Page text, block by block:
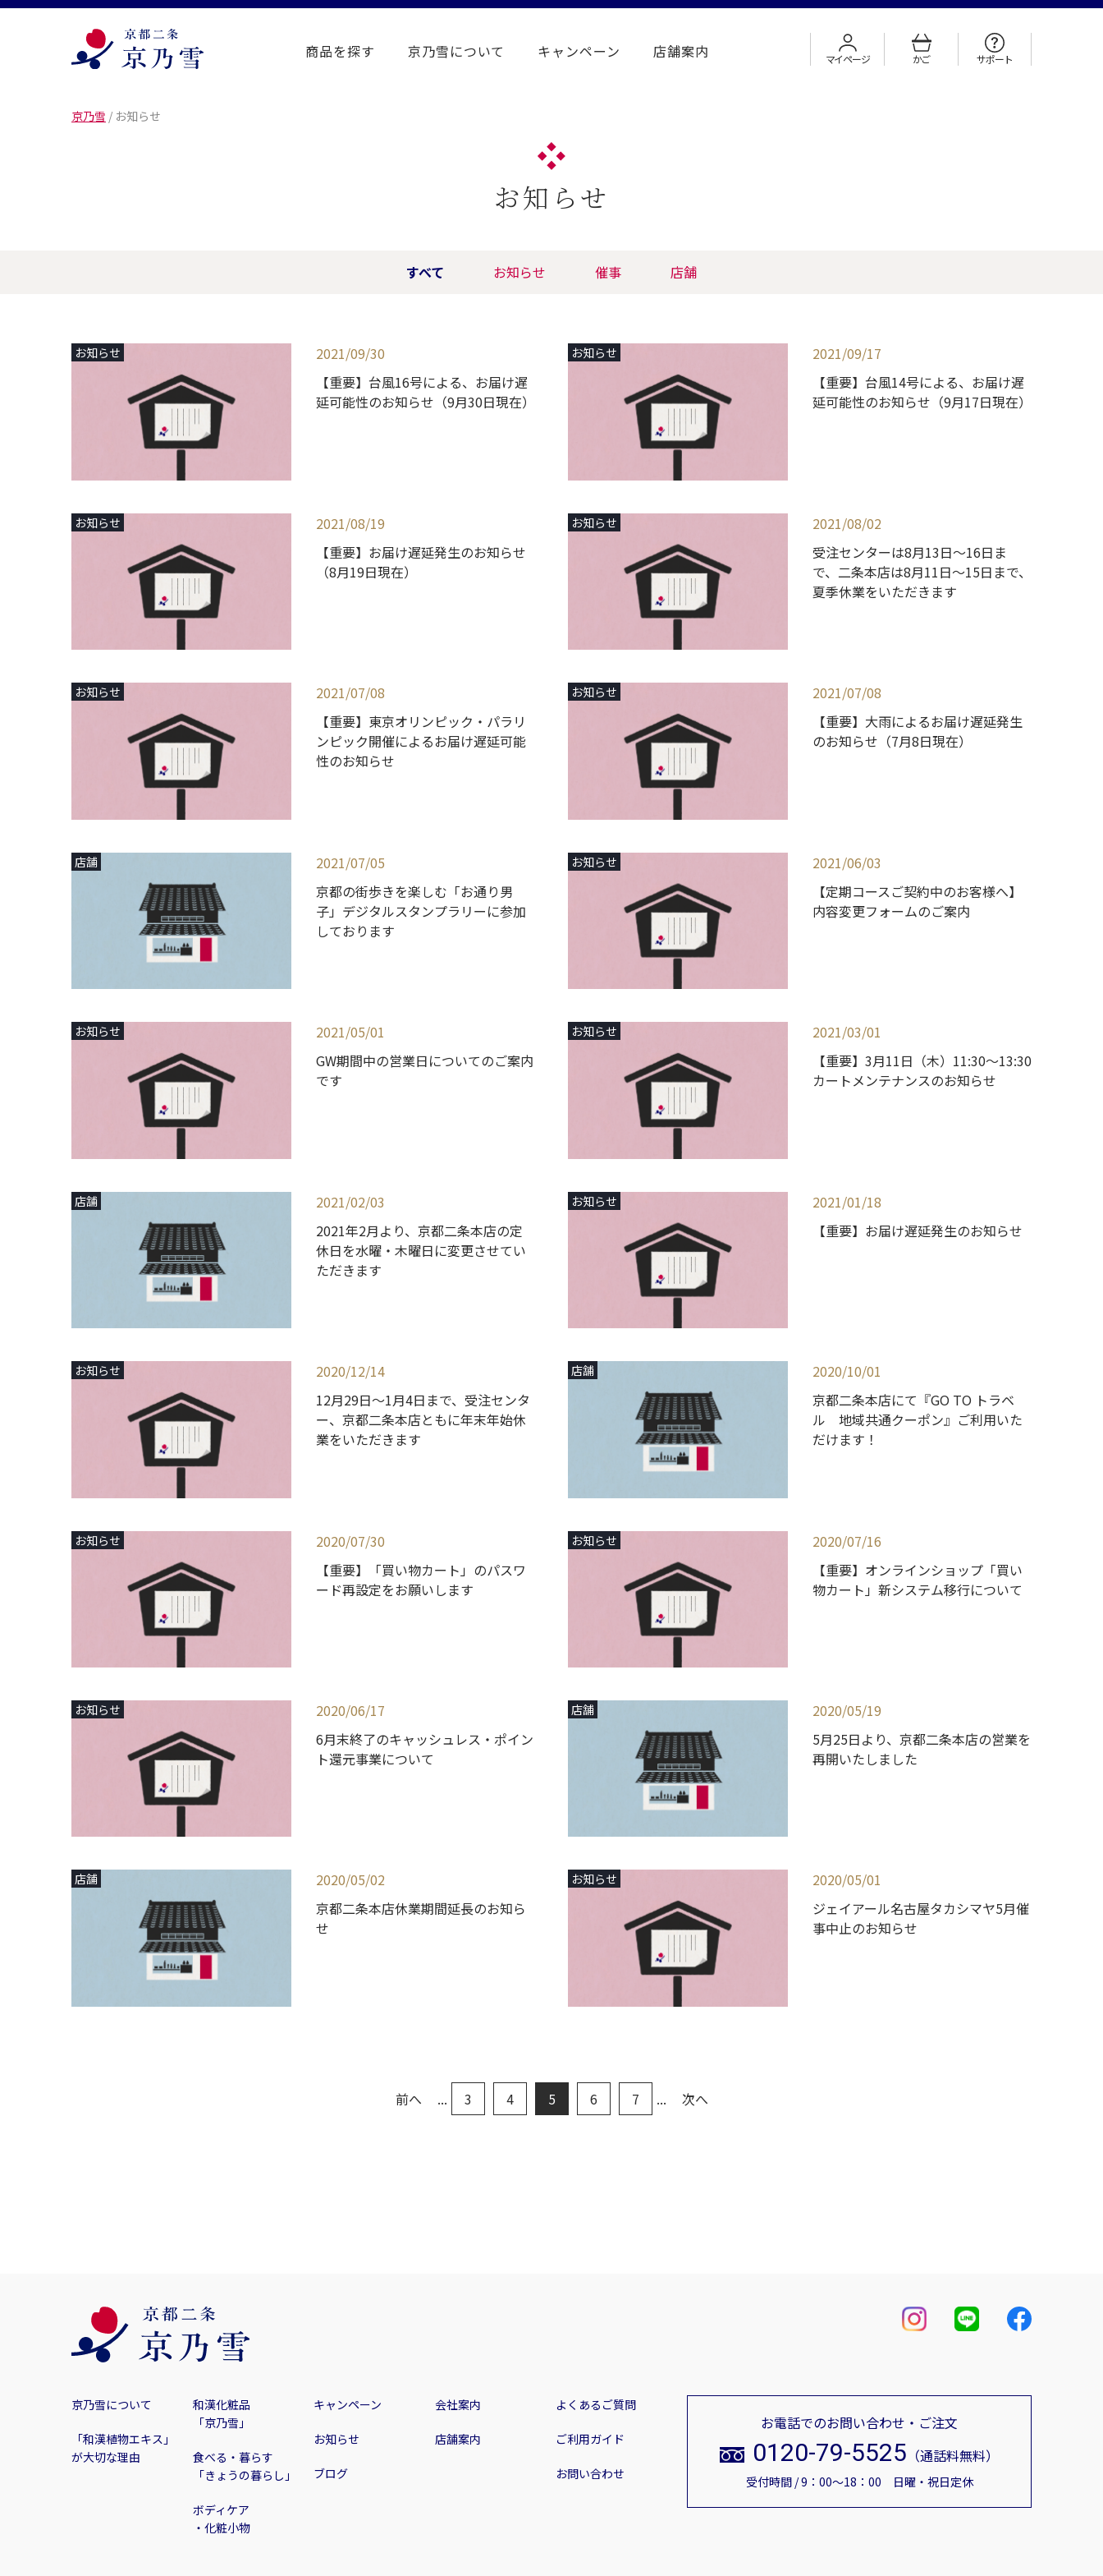
商品を探す 京乃雪について キャンペーン 店舗案内 マイページ かご サポート
京乃雪 / お知らせ
お知らせ
すべて お知らせ 催事 店舗
お知らせ
2021/09/30
【重要】台風16号による、お届け遅
延可能性のお知らせ（9月30日現在）
お知らせ
2021/09/17
【重要】台風14号による、お届け遅
延可能性のお知らせ（9月17日現在）
お知らせ
2021/08/19
【重要】お届け遅延発生のお知らせ
（8月19日現在）
お知らせ
2021/08/02
受注センターは8月13日～16日ま
で、二条本店は8月11日～15日まで、
夏季休業をいただきます
お知らせ
2021/07/08
【重要】東京オリンピック・パラリ
ンピック開催によるお届け遅延可能
性のお知らせ
お知らせ
2021/07/08
【重要】大雨によるお届け遅延発生
のお知らせ（7月8日現在）
店舗
2021/07/05
京都の街歩きを楽しむ「お通り男
子」デジタルスタンプラリーに参加
しております
お知らせ
2021/06/03
【定期コースご契約中のお客様へ】
内容変更フォームのご案内
お知らせ
2021/05/01
GW期間中の営業日についてのご案内
です
お知らせ
2021/03/01
【重要】3月11日（木）11:30～13:30
カートメンテナンスのお知らせ
店舗
2021/02/03
2021年2月より、京都二条本店の定
休日を水曜・木曜日に変更させてい
ただきます
お知らせ
2021/01/18
【重要】お届け遅延発生のお知らせ
お知らせ
2020/12/14
12月29日～1月4日まで、受注センタ
ー、京都二条本店ともに年末年始休
業をいただきます
店舗
2020/10/01
京都二条本店にて『GO TO トラベ
ル 地域共通クーポン』ご利用いた
だけます！
お知らせ
2020/07/30
【重要】「買い物カート」のパスワ
ード再設定をお願いします
お知らせ
2020/07/16
【重要】オンラインショップ「買い
物カート」新システム移行について
お知らせ
2020/06/17
6月末終了のキャッシュレス・ポイン
ト還元事業について
店舗
2020/05/19
5月25日より、京都二条本店の営業を
再開いたしました
店舗
2020/05/02
京都二条本店休業期間延長のお知ら
せ
お知らせ
2020/05/01
ジェイアール名古屋タカシマヤ5月催
事中止のお知らせ
前へ ... 3 4 5 6 7 ... 次へ
京乃雪について
「和漢植物エキス」
が大切な理由
和漢化粧品
「京乃雪」
食べる・暮らす
「きょうの暮らし」
ボディケア
・化粧小物
キャンペーン
お知らせ
ブログ
会社案内
店舗案内
よくあるご質問
ご利用ガイド
お問い合わせ
お電話でのお問い合わせ・ご注文
0120-79-5525 （通話料無料）
受付時間 / 9：00～18：00 日曜・祝日定休